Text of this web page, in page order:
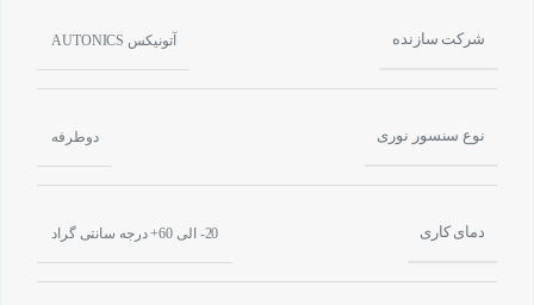
شرکت سازنده آتونیکس AUTONICS
نوع سنسور نوری دوطرفه
دمای کاری 20- الی 60+ درجه سانتی گراد